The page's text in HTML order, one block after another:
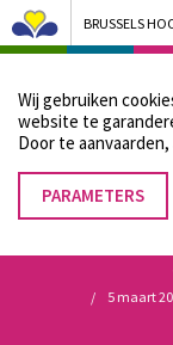
Wij gebruiken
website te
Door te
PARAMETERS
TOESTEMMING
INTREKKEN
BRUSSELS
Bruxelles
Home
5 maart